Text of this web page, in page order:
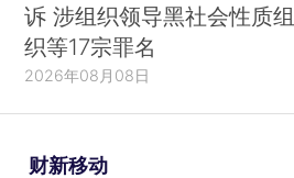
诉 涉组织领导黑社会性质组
织等17宗罪名
2026年08月08日
财新移动